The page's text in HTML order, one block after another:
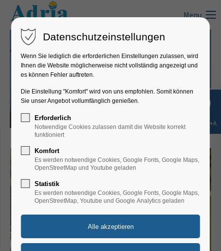
Menu
Frohe Weihnachten! Sretan Božić!
Datenschutzeinstellungen
Wenn Sie lediglich die erforderlichen Einstellungen zulassen, wird
Ihnen die Website möglicherweise nicht vollständig angezeigt und
es können Fehler auftreten.
Die Einstellung "Komfort" wird von uns empfohlen. Somit können
Sie unser Angebot vollumfänglich genießen.
Erforderlich
Notwendige Cookies zulassen damit die Website korrekt
funktioniert
Komfort
Es werden notwendige Cookies, Google Fonts, Google Maps,
OpenStreetMap und Youtube geladen
Statistik
Es werden notwendige Cookies, Google Fonts, Google Maps,
OpenStreetMap, Youtube und Google Analytics geladen
Shift+Alt+A